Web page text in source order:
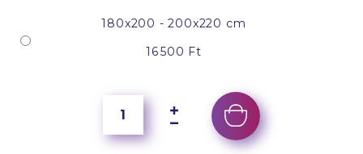
180x200 - 200x220 cm
16 500 Ft